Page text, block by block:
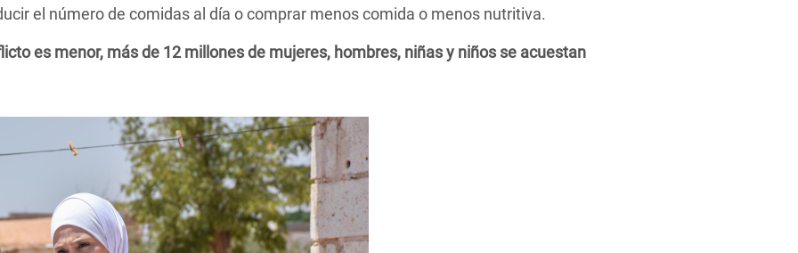
el número de comidas al día o comprar menos comida o menos nutritiva.
es menor, más de 12 millones de mujeres, hombres, niñas y niños se acuestan